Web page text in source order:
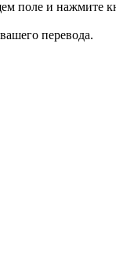
поле и нажмите
перевода.